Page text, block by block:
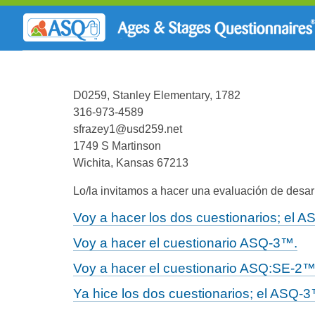
D0259, Stanley Elementary, 1782
316-973-4589
sfrazey1@usd259.net
1749 S Martinson
Wichita, Kansas 67213
Lo/la invitamos a hacer una evaluación de
Voy a hacer los dos cuestionarios; el
Voy a hacer el cuestionario ASQ-3™.
Voy a hacer el cuestionario ASQ:SE-
Ya hice los dos cuestionarios; el